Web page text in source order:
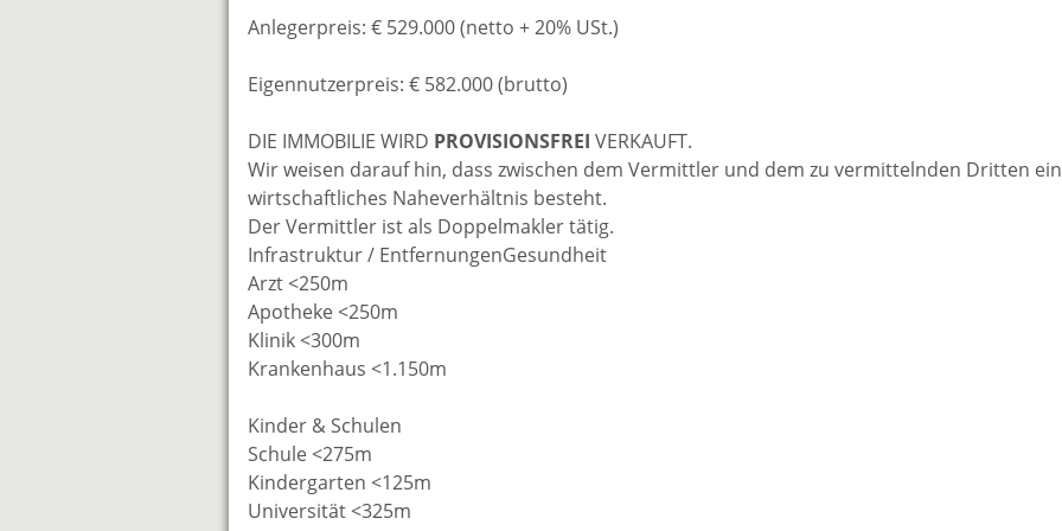
Anlegerpreis: € 529.000 (netto + 20% USt.)
Eigennutzerpreis: € 582.000 (brutto)
DIE IMMOBILIE WIRD PROVISIONSFREI VERKAUFT.
Wir weisen darauf hin, dass zwischen dem Vermittler und dem zu vermittelnden Dritten
wirtschaftliches Naheverhältnis besteht.
Der Vermittler ist als Doppelmakler tätig.
Infrastruktur / EntfernungenGesundheit
Arzt <250m
Apotheke <250m
Klinik <300m
Krankenhaus <1.150m
Kinder & Schulen
Schule <275m
Kindergarten <125m
Universität <325m